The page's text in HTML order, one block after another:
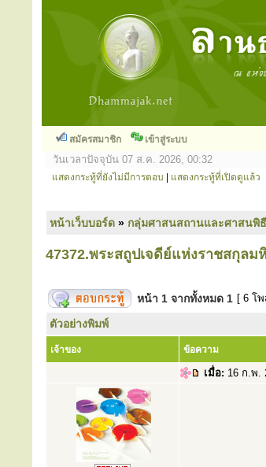
สมัครสมาชิก เข้าสู่ระบบ
วันเวลาปัจจุบัน 07 ส.ค. 2026, 00:32
แสดงกระทู้ที่ยังไม่มีการตอบ แสดงกระทู้ที่เปิดดูแล้ว
หน้าเว็บบอร์ด » กลุ่มศาสนสถานและศาสนพิธี
47372.พระสถูปเจดีย์แห่งราชสกุล
หน้า 1 จากทั้งหมด 1 [ 6 โ
ตัวอย่างพิมพ์
เจ้าของ ข้อความ
เมื่อ: 16 ก.พ.